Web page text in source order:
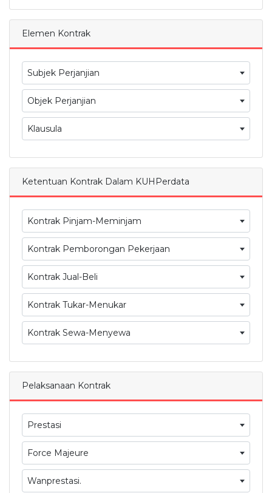
Elemen Kontrak
Subjek Perjanjian
Objek Perjanjian
Klausula
Ketentuan Kontrak Dalam KUHPerdata
Kontrak Pinjam-Meminjam
Kontrak Pemborongan Pekerjaan
Kontrak Jual-Beli
Kontrak Tukar-Menukar
Kontrak Sewa-Menyewa
Pelaksanaan Kontrak
Prestasi
Force Majeure
Wanprestasi.